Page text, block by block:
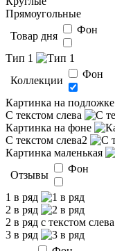
Прямоугольные
Товар дня
Фон
Тип 1
Коллекции
Фон
Картинка на подложке
С текстом слева
Картинка на фоне
С текстом слева2
Картинка маленькая
Отзывы
Фон
1 в ряд
2 в ряд
2 в ряд с текстом слева
3 в ряд